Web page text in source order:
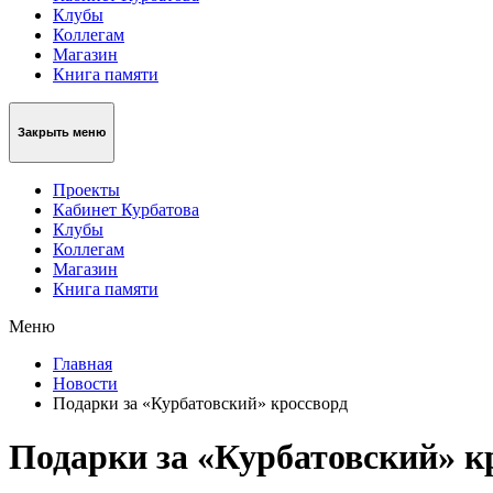
Клубы
Коллегам
Магазин
Книга памяти
Закрыть меню
Проекты
Кабинет Курбатова
Клубы
Коллегам
Магазин
Книга памяти
Меню
Главная
Новости
Подарки за «Курбатовский» кроссворд
Подарки за «Курбатовский»